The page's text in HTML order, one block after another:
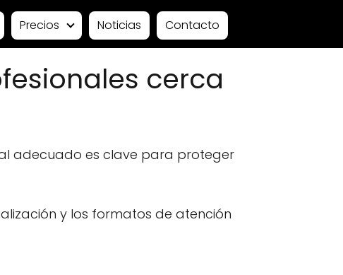
Precios Noticias Contacto
cerca
adecuado es clave para proteger
y los formatos de atención